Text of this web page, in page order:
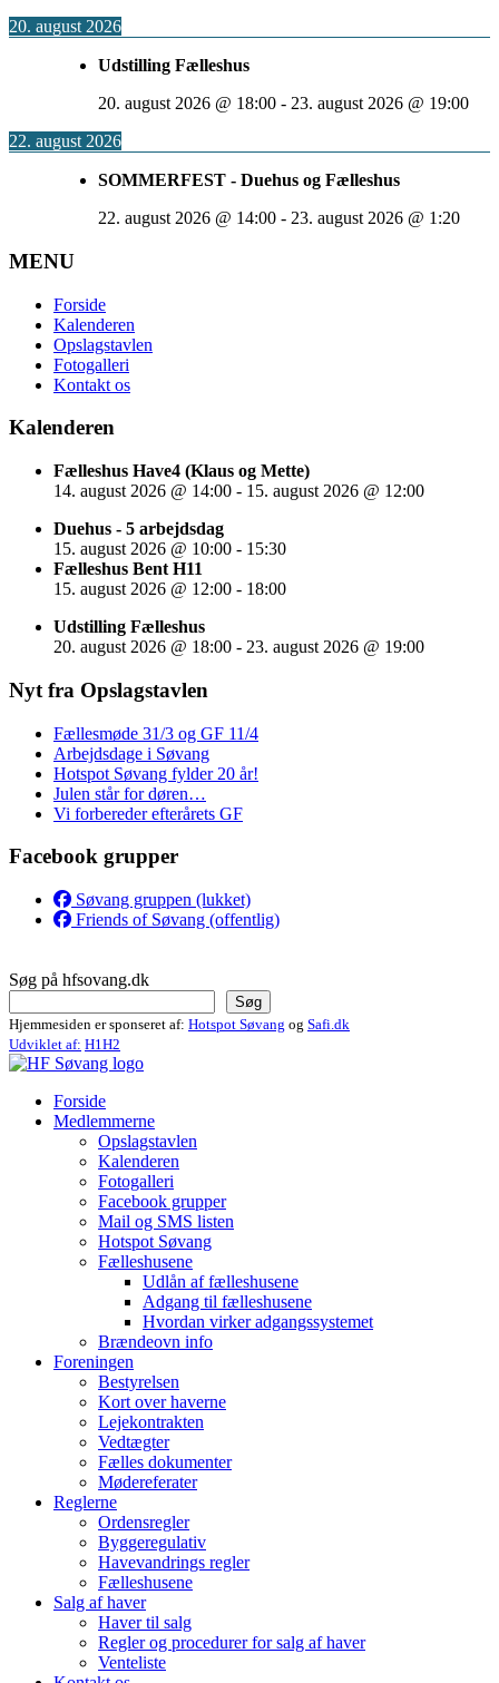
20. august 2026
Udstilling Fælleshus
20. august 2026 @ 18:00 - 23. august 2026 @ 19:00
22. august 2026
SOMMERFEST - Duehus og Fælleshus
22. august 2026 @ 14:00 - 23. august 2026 @ 1:20
MENU
Forside
Kalenderen
Opslagstavlen
Fotogalleri
Kontakt os
Kalenderen
Fælleshus Have4 (Klaus og Mette)
14. august 2026 @ 14:00 - 15. august 2026 @ 12:00
Duehus - 5 arbejdsdag
15. august 2026 @ 10:00 - 15:30
Fælleshus Bent H11
15. august 2026 @ 12:00 - 18:00
Udstilling Fælleshus
20. august 2026 @ 18:00 - 23. august 2026 @ 19:00
Nyt fra Opslagstavlen
Fællesmøde 31/3 og GF 11/4
Arbejdsdage i Søvang
Hotspot Søvang fylder 20 år!
Julen står for døren…
Vi forbereder efterårets GF
Facebook grupper
Søvang gruppen (lukket)
Friends of Søvang (offentlig)
Søg på hfsovang.dk
Søg
Hjemmesiden er sponseret af: Hotspot Søvang og Safi.dk
Udviklet af: H1H2
Forside
Medlemmerne
Opslagstavlen
Kalenderen
Fotogalleri
Facebook grupper
Mail og SMS listen
Hotspot Søvang
Fælleshusene
Udlån af fælleshusene
Adgang til fælleshusene
Hvordan virker adgangssystemet
Brændeovn info
Foreningen
Bestyrelsen
Kort over haverne
Lejekontrakten
Vedtægter
Fælles dokumenter
Mødereferater
Reglerne
Ordensregler
Byggeregulativ
Havevandrings regler
Fælleshusene
Salg af haver
Haver til salg
Regler og procedurer for salg af haver
Venteliste